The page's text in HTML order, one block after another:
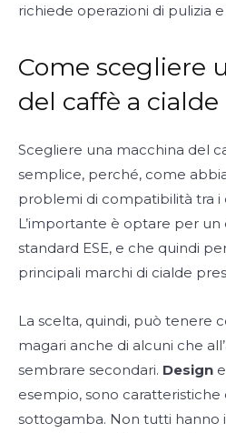
richiede operazioni di pulizia
Come scegliere
del caffè a cialde
Scegliere una macchina del
semplice, perché, come
problemi di compatibilità tra i
L’importante è optare per un
standard ESE, e che quindi
principali marchi di cialde
La scelta, quindi, può tenere
magari anche di alcuni che
sembrare secondari. Design e
esempio, sono
sottogamba. Non tutti hanno